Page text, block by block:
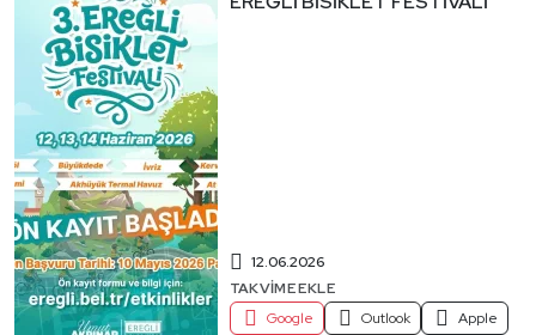
12.06.2026
TAKVIME EKLE
Google
Outlook Apple